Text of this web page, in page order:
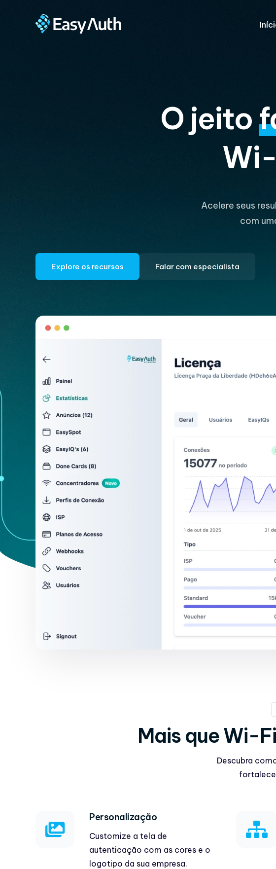
O jeito
Wi-
Acelere seus
com
Explore os recursos Falar com especialista
Mais que Wi-
Descubra
Personalização
Customize a tela de
autenticação com as cores e o
logotipo da sua empresa.